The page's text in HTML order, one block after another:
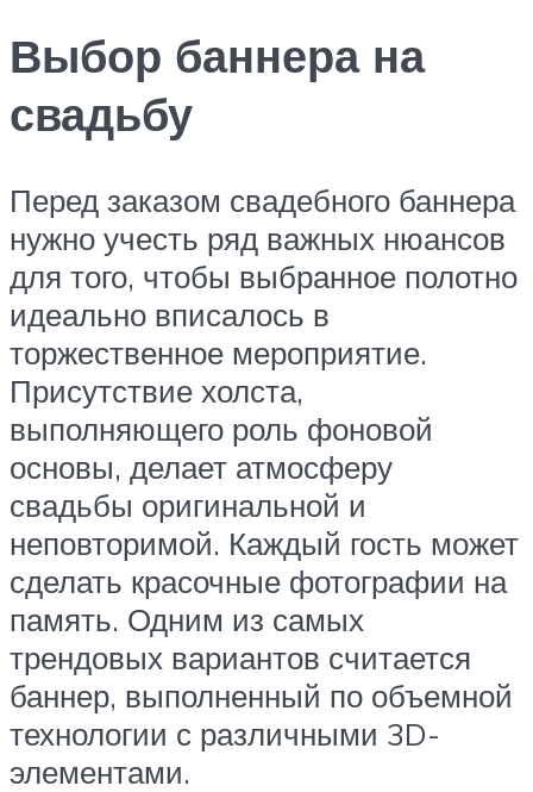
Выбор баннера на
свадьбу
Перед заказом свадебного баннера
нужно учесть ряд важных нюансов
для того, чтобы выбранное полотно
идеально вписалось в
торжественное мероприятие.
Присутствие холста,
выполняющего роль фоновой
основы, делает атмосферу
свадьбы оригинальной и
неповторимой. Каждый гость может
сделать красочные фотографии на
память. Одним из самых
трендовых вариантов считается
баннер, выполненный по объемной
технологии с различными 3D-
элементами.